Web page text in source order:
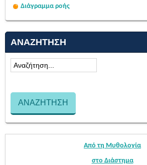
Διάγραμμα ροής
ΑΝΑΖΉΤΗΣΗ
Από τη Μυθολογία
στο Διάστημα